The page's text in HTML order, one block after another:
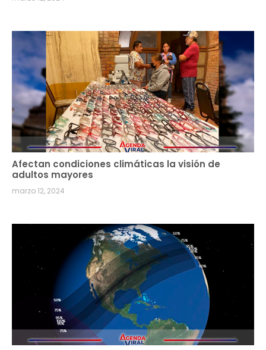
Afectan condiciones climáticas la visión de
adultos mayores
marzo 12, 2024